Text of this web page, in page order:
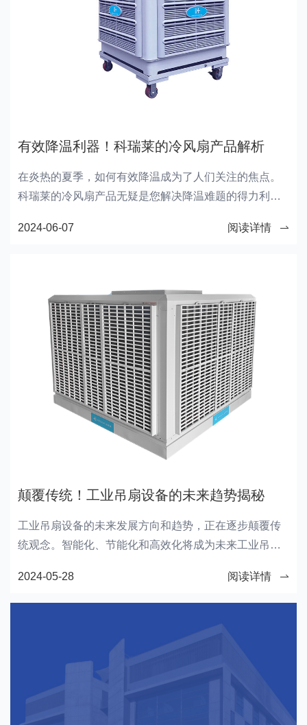
有效降温利器！科瑞莱的冷风扇产品解析
在炎热的夏季，如何有效降温成为了人们关注的焦点。
科瑞莱的冷风扇产品无疑是您解决降温难题的得力利
备节能环保的特点，让您在享受清凉的同时，也能为地
2024-06-07 阅读详情
颠覆传统！工业吊扇设备的未来趋势揭秘
工业吊扇设备的未来发展方向和趋势，正在逐步颠覆传
统观念。智能化、节能化和高效化将成为未来工业吊扇
益。
2024-05-28 阅读详情